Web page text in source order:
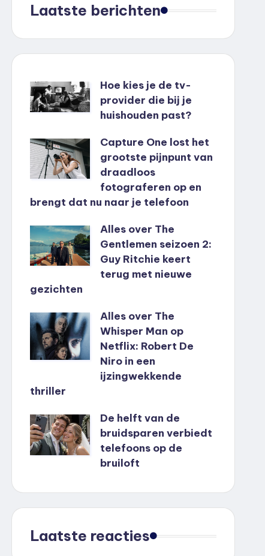
Laatste berichten
Hoe kies je de tv-
provider die bij je
huishouden past?
Capture One lost het
grootste pijnpunt van
draadloos
fotograferen op en
brengt dat nu naar je telefoon
Alles over The
Gentlemen seizoen 2:
Guy Ritchie keert
terug met nieuwe
gezichten
Alles over The
Whisper Man op
Netflix: Robert De
Niro in een
ijzingwekkende
thriller
De helft van de
bruidsparen verbiedt
telefoons op de
bruiloft
Laatste reacties